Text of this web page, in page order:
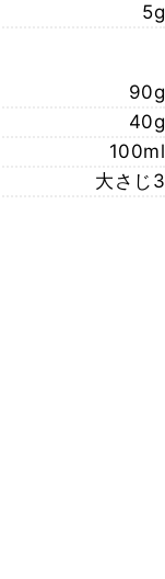
5g
90g
40g
100ml
大さじ3